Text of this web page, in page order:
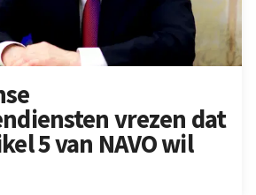
vrezen dat
5 van NAVO wil